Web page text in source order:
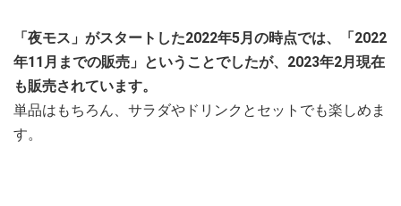
「夜モス」がスタートした2022年5月の時点では、「2022
年11月までの販売」ということでしたが、2023年2月現在
も販売されています。
単品はもちろん、サラダやドリンクとセットでも楽しめま
す。